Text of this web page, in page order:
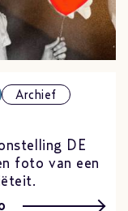
Archief
DE
foto van een